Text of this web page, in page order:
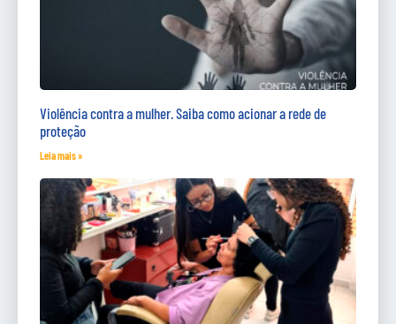
Violência contra a mulher. Saiba como acionar a rede de
proteção
Leia mais »